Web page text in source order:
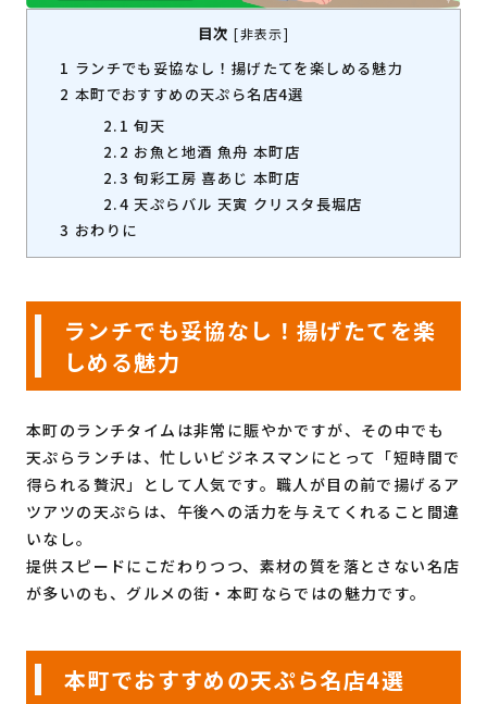
目次 [非表示]
1 ランチでも妥協なし！揚げたてを楽しめる魅力
2 本町でおすすめの天ぷら名店4選
2.1 旬天
2.2 お魚と地酒 魚舟 本町店
2.3 旬彩工房 喜あじ 本町店
2.4 天ぷらバル 天寅 クリスタ長堀店
3 おわりに
ランチでも妥協なし！揚げたてを楽
しめる魅力
本町のランチタイムは非常に賑やかですが、その中でも
天ぷらランチは、忙しいビジネスマンにとって「短時間で
得られる贅沢」として人気です。職人が目の前で揚げるア
ツアツの天ぷらは、午後への活力を与えてくれること間違
いなし。
提供スピードにこだわりつつ、素材の質を落とさない名店
が多いのも、グルメの街・本町ならではの魅力です。
本町でおすすめの天ぷら名店4選